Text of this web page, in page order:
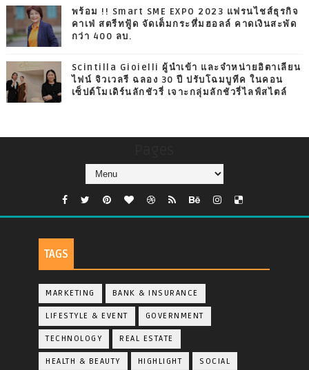
พร้อม !! Smart SME EXPO 2023 แฟรนไชส์ธุรกิจ
คาเฟ่ สตรีทฟู้ด จัดเต็มกระหึ่มฮอลล์ คาดเงินสะพัด
กว่า 400 ลบ.
Scintilla Gioielli ผู้นำเข้า และจำหน่ายอิตาเลียน
ไฟน์ จิวเวลรี ฉลอง 30 ปี ปรับโฉมบูทีค ในคอน
เซ็ปต์โมเดิร์นลักชัวรี่ เจาะกลุ่มลักชัวรี่ไลฟ์สไตล์
TAGS
MARKETING BANK & INSURANCE
LIFESTYLE & EVENT GOVERNMENT
TECHNOLOGY REAL ESTATE
HEALTH & BEAUTY HIGHLIGHT SOCIAL